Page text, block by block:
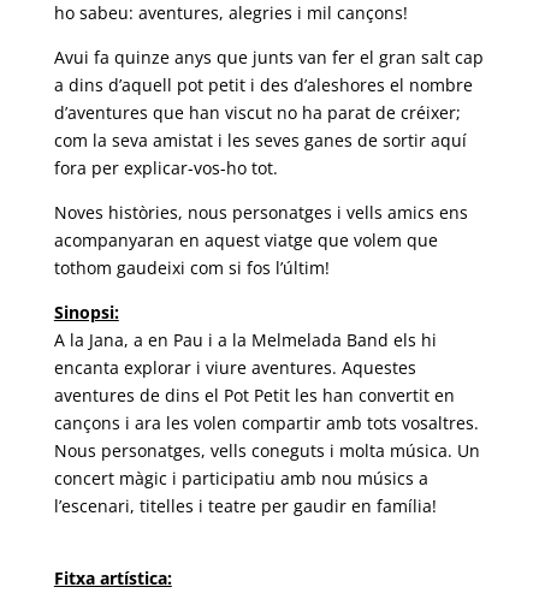
ho sabeu: aventures, alegries i mil cançons!
Avui fa quinze anys que junts van fer el gran salt cap
a dins d’aquell pot petit i des d’aleshores el nombre
d’aventures que han viscut no ha parat de créixer;
com la seva amistat i les seves ganes de sortir aquí
fora per explicar-vos-ho tot.
Noves històries, nous personatges i vells amics ens
acompanyaran en aquest viatge que volem que
tothom gaudeixi com si fos l’últim!
Sinopsi:
A la Jana, a en Pau i a la Melmelada Band els hi
encanta explorar i viure aventures. Aquestes
aventures de dins el Pot Petit les han convertit en
cançons i ara les volen compartir amb tots vosaltres.
Nous personatges, vells coneguts i molta música. Un
concert màgic i participatiu amb nou músics a
l’escenari, titelles i teatre per gaudir en família!
Fitxa artística: